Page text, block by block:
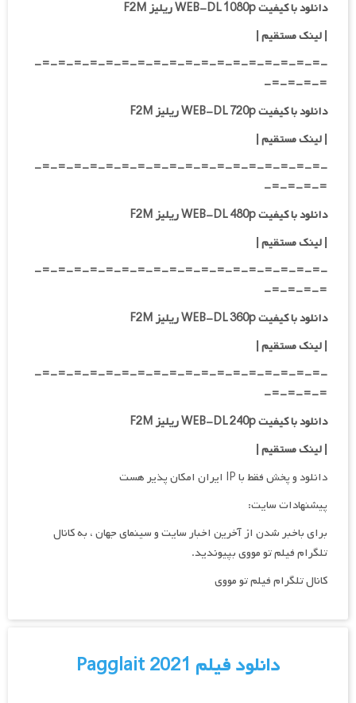
دانلود با کیفیت WEB-DL 1080p ریلیز F2M
|لینک مستقیم|
-=-=-=-=-=-=-=-=-=-=-=-=-=-=-=-=-=-=-
=-=-=-=-
دانلود با کیفیت WEB-DL 720p ریلیز F2M
|لینک مستقیم|
-=-=-=-=-=-=-=-=-=-=-=-=-=-=-=-=-=-=-
=-=-=-=-
دانلود با کیفیت WEB-DL 480p ریلیز F2M
|لینک مستقیم|
-=-=-=-=-=-=-=-=-=-=-=-=-=-=-=-=-=-=-
=-=-=-=-
دانلود با کیفیت WEB-DL 360p ریلیز F2M
| لینک مستقیم|
-=-=-=-=-=-=-=-=-=-=-=-=-=-=-=-=-=-=-
=-=-=-=-
دانلود با کیفیت WEB-DL 240p ریلیز F2M
| لینک مستقیم|
دانلود و پخش فقط با IP ایران امکان پذیر هست
پیشنهادات سایت:
برای باخبر شدن از آخرین اخبار سایت و سینمای جهان ، به کانال
تلگرام فیلم تو مووی بپیوندید.
کانال تلگرام فیلم تو مووی
دانلود فیلم Pagglait 2021